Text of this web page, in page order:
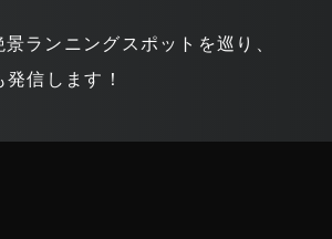
ランニングスポットを巡り、
信します！